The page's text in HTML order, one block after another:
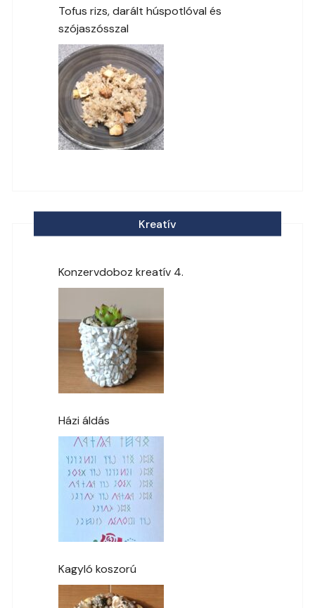
Tofus rizs, darált húspotlóval és
szójaszósszal
Kreatív
Konzervdoboz kreatív 4.
Házi áldás
Kagyló koszorú